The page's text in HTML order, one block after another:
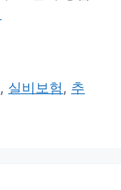
, 실비보험, 추